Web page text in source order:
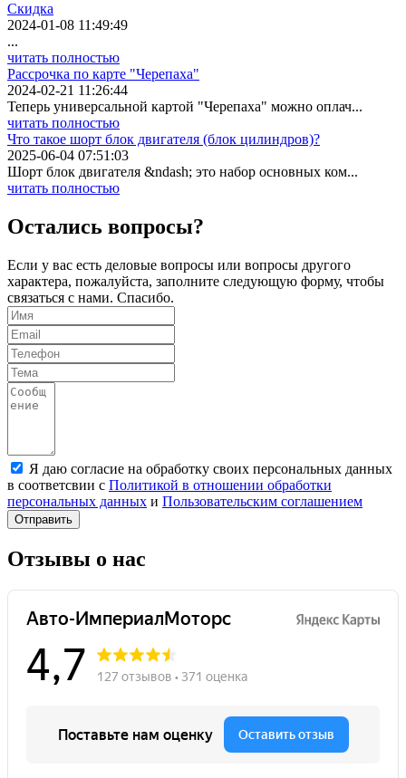
Скидка
2024-01-08 11:49:49
...
читать полностью
Рассрочка по карте "Черепаха"
2024-02-21 11:26:44
Теперь универсальной картой "Черепаха" можно оплач...
читать полностью
Что такое шорт блок двигателя (блок цилиндров)?
2025-06-04 07:51:03
Шорт блок двигателя &ndash; это набор основных ком...
читать полностью
Остались вопросы?
Если у вас есть деловые вопросы или вопросы другого
характера, пожалуйста, заполните следующую форму, чтобы
связаться с нами. Спасибо.
Я даю согласие на обработку своих персональных данных
в соответсвии с Политикой в отношении обработки
персональных данных и Пользовательским соглашением
Отправить
Отзывы о нас